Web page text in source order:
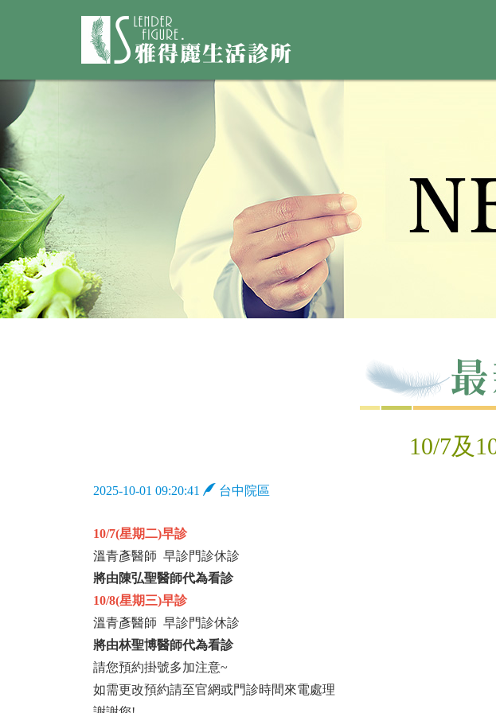
10/7及
2025-10-01 09:20:41 台中院區
10/7(星期二)早診
溫青彥醫師 早診門診休診
將由陳弘聖醫師代為看診
10/8(星期三)早診
溫青彥醫師 早診門診休診
將由林聖博醫師代為看診
請您預約掛號多加注意~
如需更改預約請至官網或門診時間來電處理